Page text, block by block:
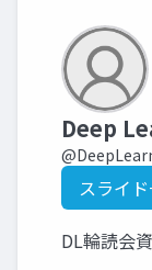
Deep
スライ
DL輪読会